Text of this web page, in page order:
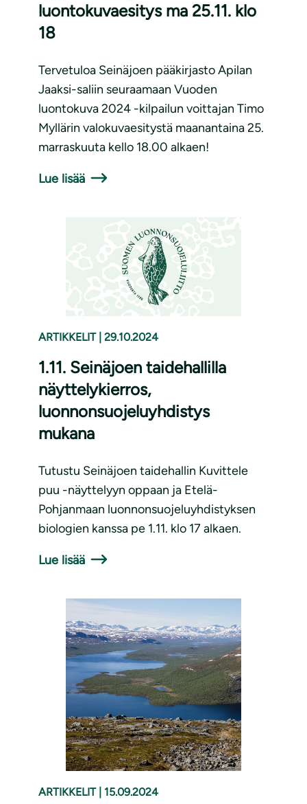
luontokuvaesitys ma 25.11. klo
18
Tervetuloa Seinäjoen pääkirjasto Apilan
Jaaksi-saliin seuraamaan Vuoden
luontokuva 2024 -kilpailun voittajan Timo
Myllärin valokuvaesitystä maanantaina 25.
marraskuuta kello 18.00 alkaen!
Lue lisää
ARTIKKELIT 29.10.2024
1.11. Seinäjoen taidehallilla
näyttelykierros,
luonnonsuojeluyhdistys
mukana
Tutustu Seinäjoen taidehallin Kuvittele
puu -näyttelyyn oppaan ja Etelä-
Pohjanmaan luonnonsuojeluyhdistyksen
biologien kanssa pe 1.11. klo 17 alkaen.
Lue lisää
ARTIKKELIT 15.09.2024